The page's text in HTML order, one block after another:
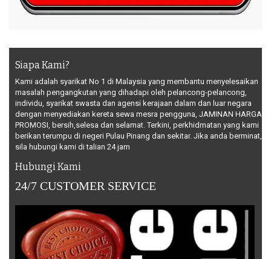
Siapa Kami?
Kami adalah syarikat No 1 di Malaysia yang membantu menyelesaikan
masalah pengangkutan yang dihadapi oleh pelancong-pelancong,
individu, syarikat swasta dan agensi kerajaan dalam dan luar negara
dengan menyediakan kereta sewa mesra pengguna, JAMINAN HARGA
PROMOSI, bersih,selesa dan selamat. Terkini, perkhidmatan yang kami
berikan terumpu di negeri Pulau Pinang dan sekitar. Jika anda berminat,
sila hubungi kami di talian 24 jam
Hubungi Kami
24/7 CUSTOMER SERVICE